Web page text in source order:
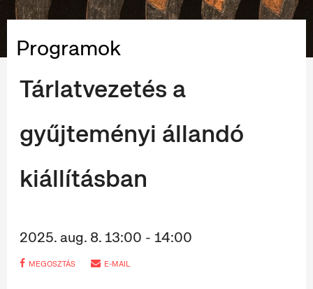
Programok
Tárlatvezetés a
gyűjteményi állandó
kiállításban
2025. aug. 8. 13:00 - 14:00
MEGOSZTÁS E-MAIL